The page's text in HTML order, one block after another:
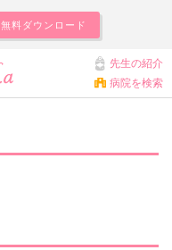
無料ダウンロード
先生の紹介
病院を検索